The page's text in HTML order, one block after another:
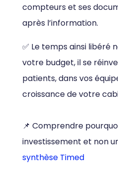
compteurs et ses
après l’information.
✅ Le temps ainsi libéré
votre budget, il se
patients, dans vos
croissance de votre
📌 Comprendre
investissement et non
synthèse Timed